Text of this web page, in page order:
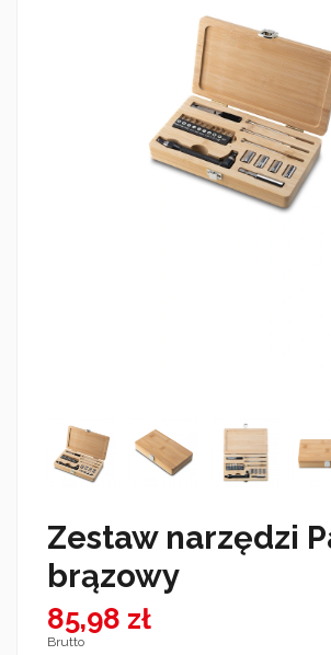
Zestaw narzędzi
brązowy
85,98 zł
Brutto